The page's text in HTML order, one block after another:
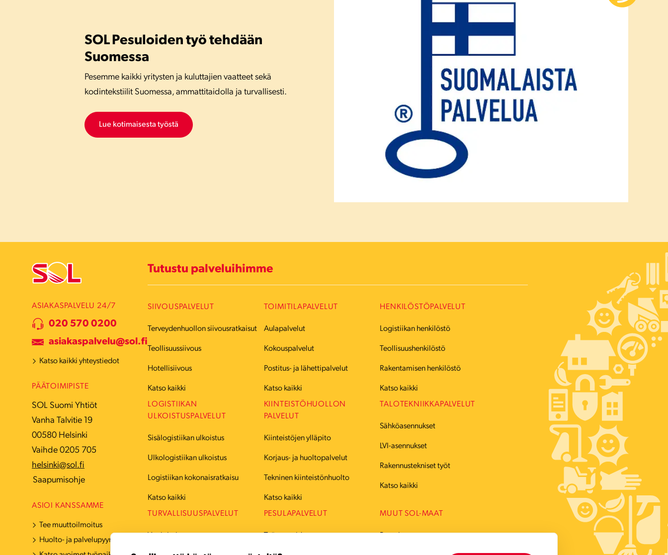
SOL Pesuloiden työ tehdään
Suomessa
Pesemme kaikki yritysten ja kuluttajien vaatteet sekä
kodintekstiilit Suomessa, ammattitaidolla ja turvallisesti.
Lue kotimaisesta työstä
ASIAKASPALVELU 24/7
020 570 0200
asiakaspalvelu@sol.fi
Katso kaikki yhteystiedot
PÄÄTOIMIPISTE
SOL Suomi Yhtiöt
Vanha Talvitie 19
00580 Helsinki
Vaihde 0205 705
helsinki@sol.fi
Saapumisohje
ASIOI KANSSAMME
Tee muuttoilmoitus
Huolto- ja palvelupyyntö
Tutustu palveluihimme
SIIVOUSPALVELUT
Terveydenhuollon siivousratkaisut
Teollisuussiivous
Hotellisiivous
Katso kaikki
TOIMITILAPALVELUT
Aulapalvelut
Kokouspalvelut
Postitus- ja lähettipalvelut
Katso kaikki
HENKILÖSTÖPALVELUT
Logistiikan henkilöstö
Teollisuushenkilöstö
Rakentamisen henkilöstö
Katso kaikki
LOGISTIIKAN
ULKOISTUSPALVELUT
Sisälogistiikan ulkoistus
Ulkologistiikan ulkoistus
Logistiikan kokonaisratkaisu
Katso kaikki
KIINTEISTÖHUOLLON
PALVELUT
Kiinteistöjen ylläpito
Korjaus- ja huoltopalvelut
Tekninen kiinteistönhuolto
Katso kaikki
TALOTEKNIIKKAPALVELUT
Sähköasennukset
LVI-asennukset
Rakennustekniset työt
Katso kaikki
TURVALLISUUSPALVELUT PESULAPALVELUT MUUT SOL-MAAT